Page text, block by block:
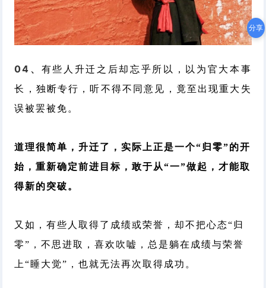
04、
有些人升迁之后却忘乎所以，以为官大本事
长，独断专行，听不得不同意见，竟至出现重大失
误被罢被免。
道理很简单，升迁了，实际上正是一个“归零”的开
始，重新确定前进目标，敢于从“一”做起，才能取
得新的突破。
又如，有些人取得了成绩或荣誉，却不把心态“归
零”，不思进取，喜欢吹嘘，总是躺在成绩与荣誉
上“睡大觉”，也就无法再次取得成功。
分享